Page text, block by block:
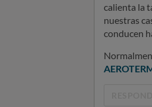
calienta la
nuestras
conducen